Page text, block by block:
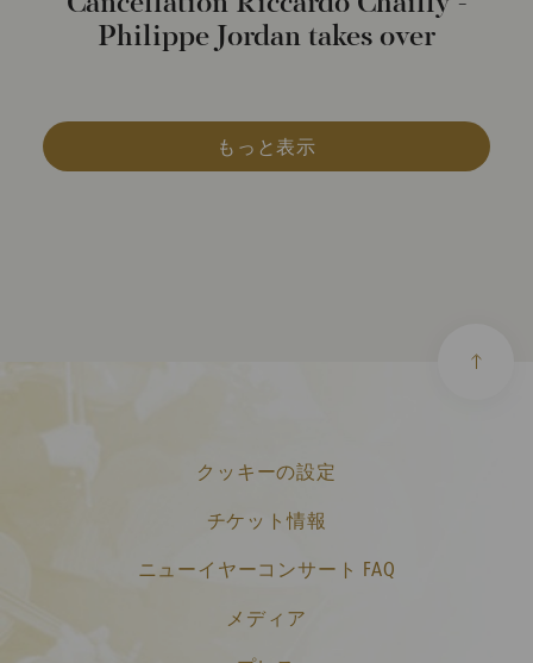
Philippe Jordan takes over
もっと表示
クッキーの設定
チケット情報
ニューイヤーコンサート FAQ
メディア